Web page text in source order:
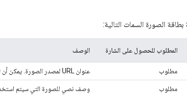
الصورة السمات التالية:
المطلوب للحصول على الشارة الوصف
مطلوب عنوان URL لمصدر الصورة. يمكن أن تكون الصور بتنسيق JPG أو PNG أو GIF (متحرّكة غير متحركة).
مطلوب وصف نصي للصورة التي سيتم